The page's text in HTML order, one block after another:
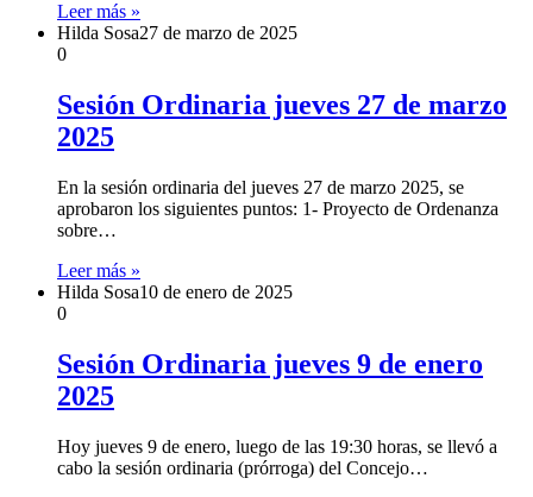
Leer más »
Hilda Sosa27 de marzo de 2025
0
Sesión Ordinaria jueves 27 de marzo
2025
En la sesión ordinaria del jueves 27 de marzo 2025, se
aprobaron los siguientes puntos: 1- Proyecto de Ordenanza
sobre…
Leer más »
Hilda Sosa10 de enero de 2025
0
Sesión Ordinaria jueves 9 de enero
2025
Hoy jueves 9 de enero, luego de las 19:30 horas, se llevó a
cabo la sesión ordinaria (prórroga) del Concejo…